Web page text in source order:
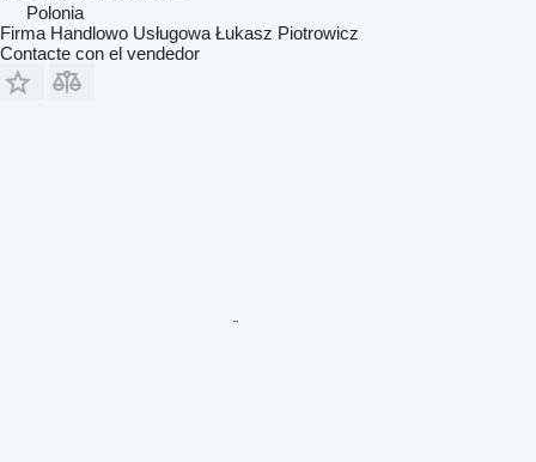
Polonia
Firma Handlowo Usługowa Łukasz Piotrowicz
Contacte con el vendedor